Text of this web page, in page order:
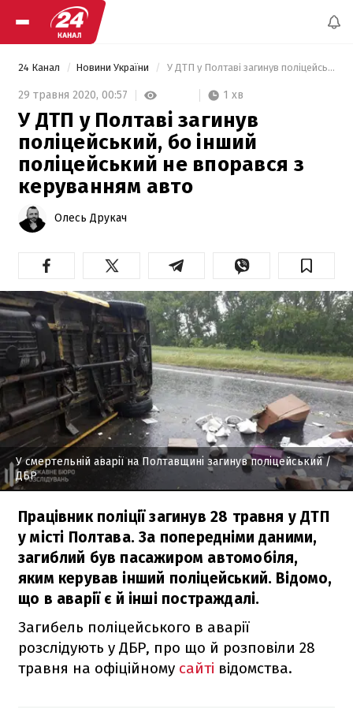
24 Канал Новини України У ДТП у Полтаві загинув поліцейський, бо інший поліцейський не впорався з керуванням авто
29 травня 2020, 00:57 1 хв
У ДТП у Полтаві загинув
поліцейський, бо інший
поліцейський не впорався з
керуванням авто
Олесь Друкач
У смертельній аварії на Полтавщині загинув поліцейський/
ДБР
Працівник поліції загинув 28 травня у ДТП
у місті Полтава. За попередніми даними,
загиблий був пасажиром автомобіля,
яким керував інший поліцейський. Відомо,
що в аварії є й інші постраждалі.
Загибель поліцейського в аварії
розслідують у ДБР, про що й розповіли 28
травня на офіційному сайті відомства.